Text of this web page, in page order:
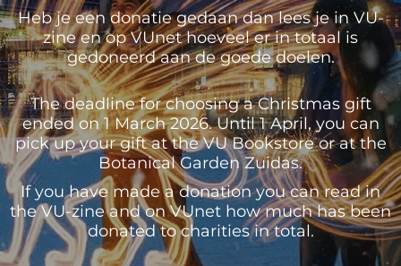
Heb je een donatie gedaan dan lees je in VU-
zine en op VUnet hoeveel er in totaal is
gedoneerd aan de goede doelen.
The deadline for choosing a Christmas gift
ended on 1 March 2026. Until 1 April, you can
pick up your gift at the VU Bookstore or at the
Botanical Garden Zuidas.
If you have made a donation you can read in
the VU-zine and on VUnet how much has been
donated to charities in total.